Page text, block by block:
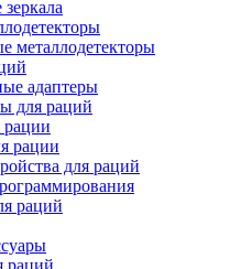
металлодетекторы
адаптеры
для раций
рации
для раций
раций
раций